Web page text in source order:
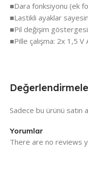
■Dara fonksiyonu (ek
■Lastikli ayaklar
■Pil değişim göstergesi
■Pille çalışma: 2x 1,5
Yorumlar
There are no reviews
Sadece bu ürünü satın